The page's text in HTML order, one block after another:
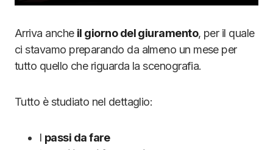
Arriva anche il giorno del giuramento, per il quale
ci stavamo preparando da almeno un mese per
tutto quello che riguarda la scenografia.
Tutto è studiato nel dettaglio:
I passi da fare